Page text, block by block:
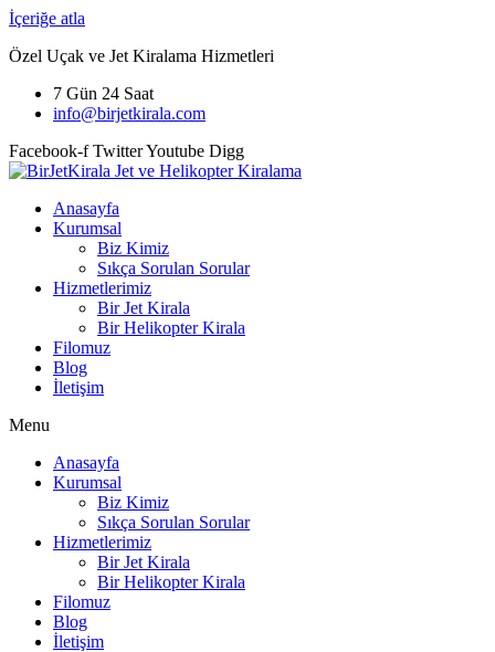
İçeriğe atla
Özel Uçak ve Jet Kiralama Hizmetleri
7 Gün 24 Saat
info@birjetkirala.com
Facebook-f TwitterYoutube Digg
Anasayfa
Kurumsal
Biz Kimiz
Sıkça Sorulan Sorular
Hizmetlerimiz
Bir Jet Kirala
Bir Helikopter Kirala
Filomuz
Blog
İletişim
Menu
Anasayfa
Kurumsal
Biz Kimiz
Sıkça Sorulan Sorular
Hizmetlerimiz
Bir Jet Kirala
Bir Helikopter Kirala
Filomuz
Blog
İletişim